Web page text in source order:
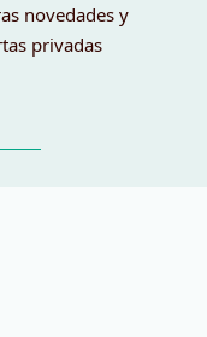
novedades y
privadas